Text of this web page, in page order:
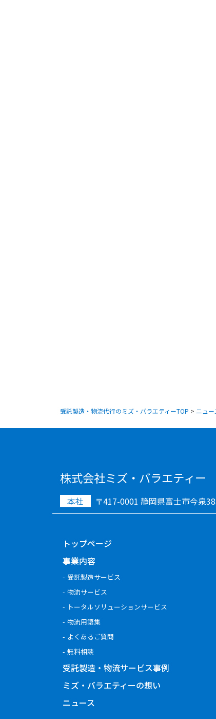
受託製造・物流代行のミズ・バラエティーTOP > ニュー
株式会社ミズ・バラエティー
本社 〒417-0001 静岡県富士市今泉
トップページ
事業内容
受託製造サービス
物流サービス
トータルソリューションサービス
物流用語集
よくあるご質問
無料相談
受託製造・物流サービス事例
ミズ・バラエティーの想い
ニュース